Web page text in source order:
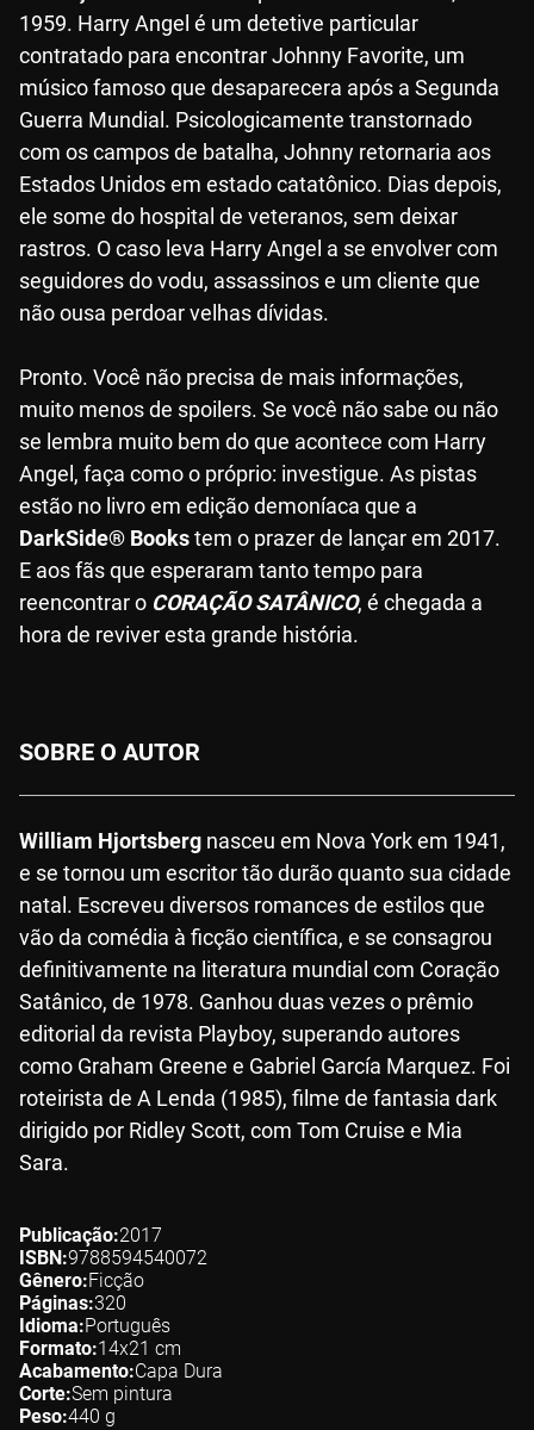
1959. Harry Angel é um detetive particular
contratado para encontrar Johnny Favorite, um
músico famoso que desaparecera após a Segunda
Guerra Mundial. Psicologicamente transtornado
com os campos de batalha, Johnny retornaria aos
Estados Unidos em estado catatônico. Dias depois,
ele some do hospital de veteranos, sem deixar
rastros. O caso leva Harry Angel a se envolver com
seguidores do vodu, assassinos e um cliente que
não ousa perdoar velhas dívidas.
Pronto. Você não precisa de mais informações,
muito menos de spoilers. Se você não sabe ou não
se lembra muito bem do que acontece com Harry
Angel, faça como o próprio: investigue. As pistas
estão no livro em edição demoníaca que a
DarkSide® Bookstem o prazer de lançar em 2017.
E aos fãs que esperaram tanto tempo para
reencontrar o CORAÇÃO SATÂNICO, é chegada a
hora de reviver esta grande história.
SOBRE O AUTOR
William Hjortsberg nasceu em Nova York em 1941,
e se tornou um escritor tão durão quanto sua cidade
natal. Escreveu diversos romances de estilos que
vão da comédia à ficção científica, e se consagrou
definitivamente na literatura mundial com Coração
Satânico, de 1978. Ganhou duas vezes o prêmio
editorial da revista Playboy, superando autores
como Graham Greene e Gabriel García Marquez. Foi
roteirista de A Lenda (1985), filme de fantasia dark
dirigido por Ridley Scott, com Tom Cruise e Mia
Sara.
Publicação 2017
ISBN 9788594540072
Gênero Ficção
Páginas 320
Idioma Português
Formato 14x21 cm
Acabamento Capa Dura
Corte Sem pintura
Peso 440 g